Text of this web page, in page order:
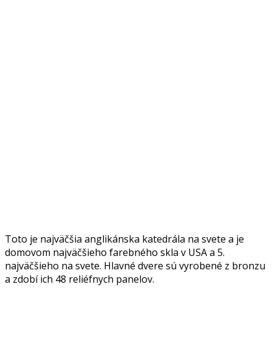
Toto je najväčšia anglikánska katedrála na svete a je
domovom najväčšieho farebného skla v USA a 5.
najväčšieho na svete. Hlavné dvere sú vyrobené z bronzu
a zdobí ich 48 reliéfnych panelov.